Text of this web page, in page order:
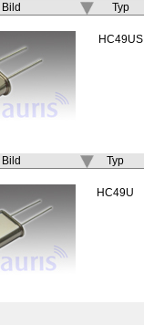
Bild Typ
HC49US
Bild Typ
HC49U